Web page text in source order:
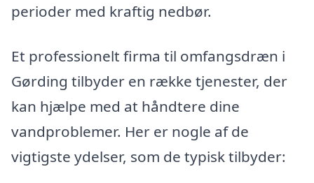
perioder med kraftig nedbør.
Et professionelt firma til omfangsdræn i
Gørding tilbyder en række tjenester, der
kan hjælpe med at håndtere dine
vandproblemer. Her er nogle af de
vigtigste ydelser, som de typisk tilbyder: